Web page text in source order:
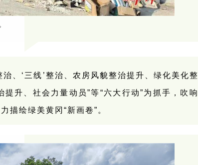
、‘三线’整治、农房风貌整治提升、绿化美化整
升、社会力量动员”等“六大行动”为抓手，吹响
描绘绿美黄冈“新画卷”。